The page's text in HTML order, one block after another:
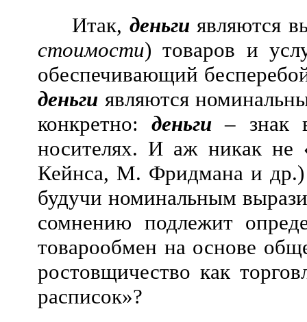
Итак, деньгиявляются
стоимости) товаров и
обеспечивающий
деньги являются
конкретно:деньги – знак
носителях. И аж никак не
Кейнса, М. Фридмана и др.)
будучи номинальным
сомнению подлежит
товарообмен на основе
ростовщичество как
расписок»?